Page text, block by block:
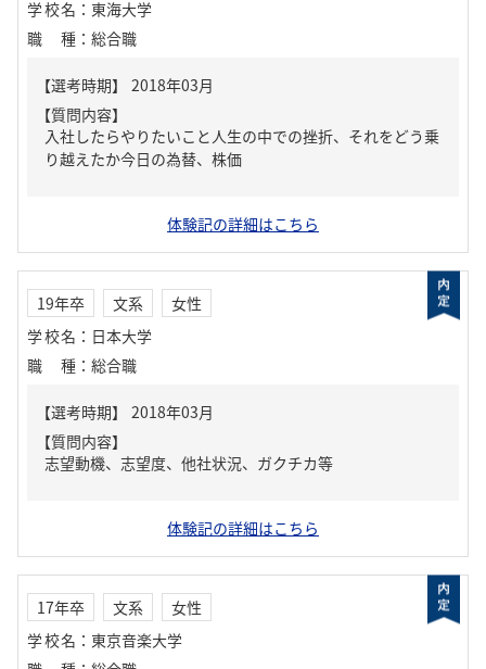
学校名 ： 東海大学
職種 ： 総合職
【質問内容】
入社したらやりたいこと人生の中での挫折、それをどう乗
り越えたか今日の為替、株価
体験記の詳細はこちら
19年卒 文系
女性
学校名 ： 日本大学
職種 ： 総合職
【質問内容】
志望動機、志望度、他社状況、ガクチカ等
体験記の詳細はこちら
17年卒 文系
女性
学校名 ： 東京音楽大学